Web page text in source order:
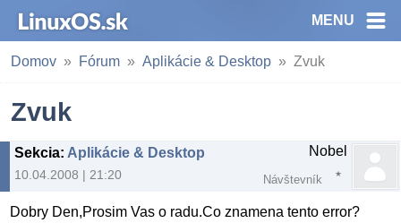
MENU
Domov Fórum Aplikácie & Desktop Zvuk
Zvuk
Sekcia: Aplikácie & Desktop
10.04.2008 | 21:20
Nobel
Návštevník
Dobry Den,Prosim Vas o radu.Co znamena tento error?